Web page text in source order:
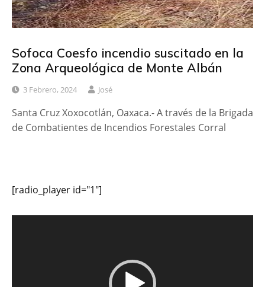
Sofoca Coesfo incendio suscitado en la
Zona Arqueológica de Monte Albán
3 Febrero, 2024 José
Santa Cruz Xoxocotlán, Oaxaca.- A través de la Brigada
de Combatientes de Incendios Forestales Corral
[radio_player id="1"]